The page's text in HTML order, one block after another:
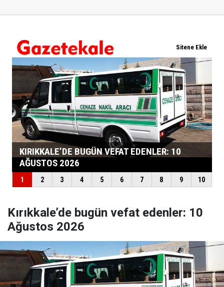
Kırıkkale’de bugün vefat edenler: 10
Ağustos 2026